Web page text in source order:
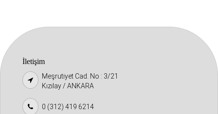
İletişim
Meşrutiyet Cad. No : 3/21
Kızılay / ANKARA
0 (312) 419 6214